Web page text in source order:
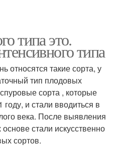
типа это.
типа
относятся такие сорта, у
тип плодовых
сорта , которые
и стали вводиться в
века. После выявления
стали искусственно
сортов.